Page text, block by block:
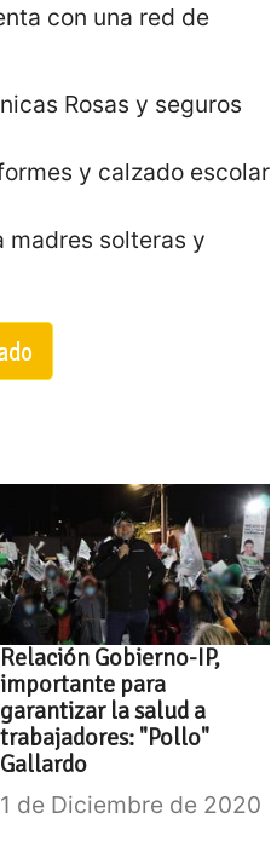
con una red de
Rosas y seguros
y calzado escolar
madres solteras y
Relación Gobierno-IP,
importante para
garantizar la salud a
trabajadores: "Pollo"
Gallardo
1 de Diciembre de 2020